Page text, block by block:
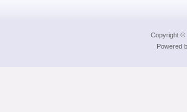
Copyright ©
Powered